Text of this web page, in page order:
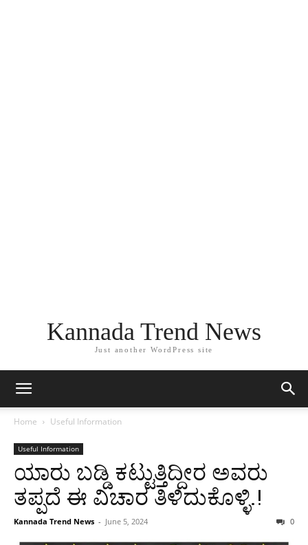
Kannada Trend News
Just another WordPress site
Home Useful Information
Useful Information
ಯಾರು ಬಡ್ಡಿ ಕಟ್ಟುತ್ತಿದ್ದೀರ ಅವರು
ತಪ್ಪದೆ ಈ ವಿಚಾರ ತಿಳಿದುಕೊಳ್ಳಿ.!
Kannada Trend News - June 5, 2024 0